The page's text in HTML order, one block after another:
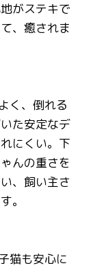
がステキで
、癒されま
く、倒れる
た安定なデ
にくい。下
んの重さを
、飼い主さ
。
猫も安心に